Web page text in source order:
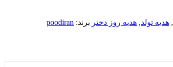
, هدیه تولد, هدیه روز دختر برند: poodiran